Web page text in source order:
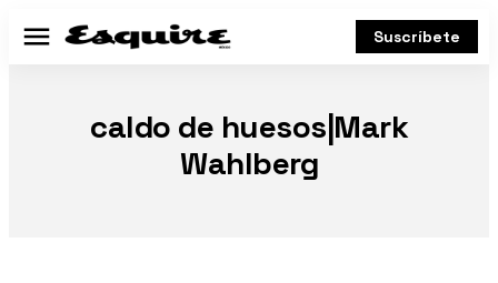
Menú Suscríbete
caldo de huesos|Mark
Wahlberg